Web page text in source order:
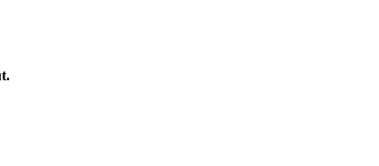
livet ut.